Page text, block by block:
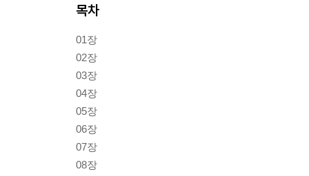
목차
01장
02장
03장
04장
05장
06장
07장
08장